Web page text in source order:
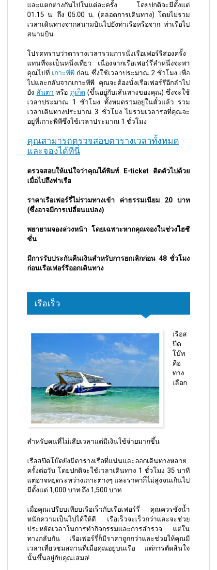
และแตกต่างกันไปในแต่ละครั้ง โดยปกติจะมีตั้งแต่
01.15 น. ถึง 05.00 น. (ตลอดการเดินทาง) โดยไม่รวม
เวลาเดินทางจากสนามบินไปยังท่าเรือหรือจาก ท่าเรือไป
สนามบิน
โปรดทราบว่าตารางเวลารวมการนั่งเรือเฟอร์รีสองครั้ง
แทนที่จะเป็นหนึ่งเที่ยว เนื่องจากเรือเฟอร์รี่ลำหนึ่งจะพา
คุณไปที่ เกาะพีพี ก่อน ซึ่งใช้เวลาประมาณ 2 ชั่วโมง เพื่อ
ไปและกลับจากเกาะพีพี คุณจะต้องนั่งเรือเฟอร์รีอีกลำไป
ยัง ลันตา หรือ ภูเก็ต (ขึ้นอยู่กับเส้นทางของคุณ) ซึ่งจะใช้
เวลาประมาณ 1 ชั่วโมง ทั้งหมดรวมอยู่ในตั๋วแล้ว รวม
เวลาเดินทางประมาณ 3 ชั่วโมง ไม่รวมเวลารอที่คุณจะ
อยู่ที่เกาะพีพีซึ่งใช้เวลาประมาณ 1 ชั่วโมง
คุณสามารถตรวจสอบตารางเวลาทั้งหมด
และจองได้ที่นี่
ตรวจสอบให้แน่ใจว่าคุณได้พิมพ์ E-ticket ติดตัวไปด้วย
เมื่อไปถึงท่าเรือ
ราคาเรือเฟอร์รี่ไม่รวมทางเข้า ค่าธรรมเนียม 20 บาท
(ซึ่งอาจมีการเปลี่ยนแปลง)
พยายามจองล่วงหน้า โดยเฉพาะหากคุณจองในช่วงไฮซี
ซั่น
มีการรับประกันคืนเงินสำหรับการยกเลิกก่อน 48 ชั่วโมง
ก่อนเรือเฟอร์รีออกเดินทาง
เรือเร็ว
เรือส
ปีด
โบ๊ท
คือ
ทาง
เลือก
สำหรับคนที่ไม่เสียเวลาแต่มีเงินใช้จ่ายมากขึ้น
เรือสปีดโบ๊ตยังมีตารางเรือที่แน่นและออกเดินทางหลาย
ครั้งต่อวัน โดยปกติจะใช้เวลาเดินทาง 1 ชั่วโมง 35 นาที
แต่อาจหยุดระหว่างเกาะต่างๆ และราคาก็ไม่สูงจนเกินไป
มีตั้งแต่ 1,000 บาท ถึง 1,500 บาท
เมื่อคุณเปรียบเทียบเรือเร็วกับเรือเฟอร์รี่ คุณควรชั่งน้ำ
หนักความเป็นไปได้ให้ดี เรือเร็วจะเร็วกว่าและจะช่วย
ประหยัดเวลาในการทำกิจกรรมและการสำรวจ แต่ใน
ทางกลับกัน เรือเฟอร์รี่ก็มีราคาถูกกว่าและช่วยให้คุณมี
เวลาเที่ยวชมสถานที่เมื่อคุณอยู่บนเรือ แต่การตัดสินใจ
นั้นขึ้นอยู่กับคุณเสมอ!